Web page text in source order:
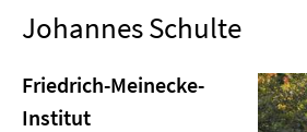
Johannes Schulte
Friedrich-Meinecke-
Institut